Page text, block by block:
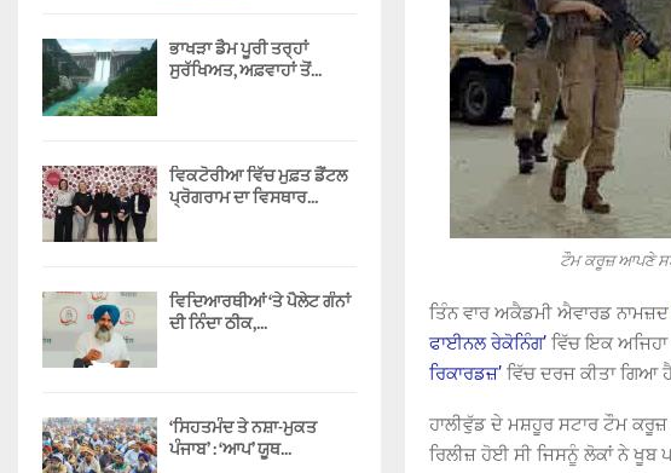
ਟੌਮ ਕਰੂਜ਼ ਆਪਣੇ
ਤਿੰਨ ਵਾਰ ਅਕੈਡਮੀ ਐਵਾਰਡ ਨਾਮਜ਼ਦ
ਫਾਈਨਲ ਰੇਕੋਨਿੰਗ’ ਵਿੱਚ ਇਕ ਅਜਿਹਾ
ਰਿਕਾਰਡਜ਼’ ਵਿੱਚ ਦਰਜ ਕੀਤਾ ਗਿਆ
ਹਾਲੀਵੁੱਡ ਦੇ ਮਸ਼ਹੂਰ ਸਟਾਰ ਟੌਮ ਕਰੂਜ਼
ਰਿਲੀਜ਼ ਹੋਈ ਸੀ ਜਿਸਨੂੰ ਲੋਕਾਂ ਨੇ ਖੂਬ
ਭਾਖੜਾ ਡੈਮ ਪੂਰੀ ਤਰ੍ਹਾਂ
ਸੁਰੱਖਿਅਤ, ਅਫ਼ਵਾਹਾਂ ਤੋਂ...
ਵਿਕਟੋਰੀਆ ਵਿੱਚ ਮੁਫ਼ਤ ਡੈਂਟਲ
ਪ੍ਰੋਗਰਾਮ ਦਾ ਵਿਸਥਾਰ...
ਵਿਦਿਆਰਥੀਆਂ ‘ਤੇ ਪੈਲੇਟ ਗੰਨਾਂ
ਦੀ ਨਿੰਦਾ ਠੀਕ,...
‘ਸਿਹਤਮੰਦ ਤੇ ਨਸ਼ਾ-ਮੁਕਤ
ਪੰਜਾਬ’ : ‘ਆਪ’ ਯੂਥ...